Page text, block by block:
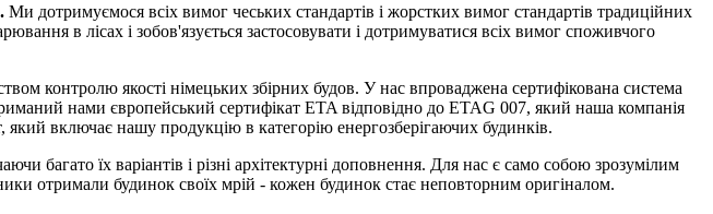
Ми дотримуємося всіх вимог чеських стандартів і жорстких вимог стандартів традиційних
в лісах і зобов'язується застосовувати і дотримуватися всіх вимог споживчого
контролю якості німецьких збірних будов. У нас впроваджена сертифікована система
нами європейський сертифікат ETA відповідно до ETAG 007, який наша компанія
включає нашу продукцію в категорію енергозберігаючих будинків.
багато їх варіантів і різні архітектурні доповнення. Для нас є само собою зрозумілим
отримали будинок своїх мрій - кожен будинок стає неповторним оригіналом.